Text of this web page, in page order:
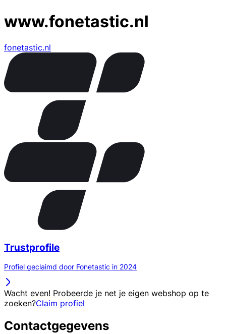
www.fonetastic.nl
fonetastic.nl
Trustprofile
Profiel geclaimd door Fonetastic in 2024
Wacht even! Probeerde je net je eigen webshop op te
zoeken?Claim profiel
Contactgegevens